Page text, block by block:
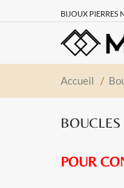
BIJOUX PIERRES
Accueil /
POUR